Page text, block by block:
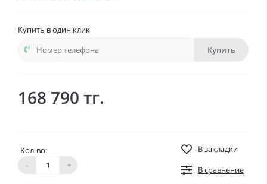
Купить в один клик
Купить
168 790 тг.
Кол-во:
-
+
В закладки
В сравнение